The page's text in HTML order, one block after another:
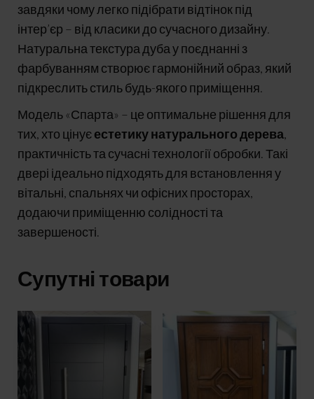
завдяки чому легко підібрати відтінок під
інтер’єр – від класики до сучасного дизайну.
Натуральна текстура дуба у поєднанні з
фарбуванням створює гармонійний образ, який
підкреслить стиль будь-якого приміщення.
Модель «Спарта» – це оптимальне рішення для
тих, хто цінуєестетику натурального дерева,
практичність та сучасні технології обробки. Такі
двері ідеально підходять для встановлення у
вітальні, спальнях чи офісних просторах,
додаючи приміщенню солідності та
завершеності.
Супутні товари